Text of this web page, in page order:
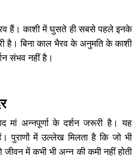
हैं। काशी में घुसते ही सबसे पहले इनके
है। बिना काल भैरव के अनुमति के काशी
संभव नहीं है।
मां अन्नपूर्णा के दर्शन जरूरी है। यह
पुराणों में उल्लेख मिलता है कि जो भी
में कभी भी अन्न की कमी नहीं होती